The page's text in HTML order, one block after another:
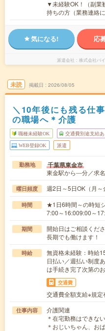
▼未経験OK！（副
持ちの方（業務連絡
気になる! 応
派遣会社 株式会社バ
未読 掲載日 2026/08/05
＼10年後にも残る仕
の職場へ＊介護
職種未経験OK 交通費別途支給あ
WEB登録OK 派遣
勤務地 千葉県東金市
東金駅から---分／求
曜日頻度 週2日～5日OK（月
時間
★1日6時間～の時短
7:00～16:009:00～
期間
開始日はご相談く
長期でも働けます！
時給
無資格未経験：時
日払い／週払い制度
は手続き完了次第の
交通費
交通費全額支給※規定
仕事内容
介護関連
＊在宅勤務はできな
＊おじいちゃん、お